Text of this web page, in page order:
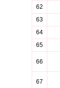
62
63
64
65
66
67